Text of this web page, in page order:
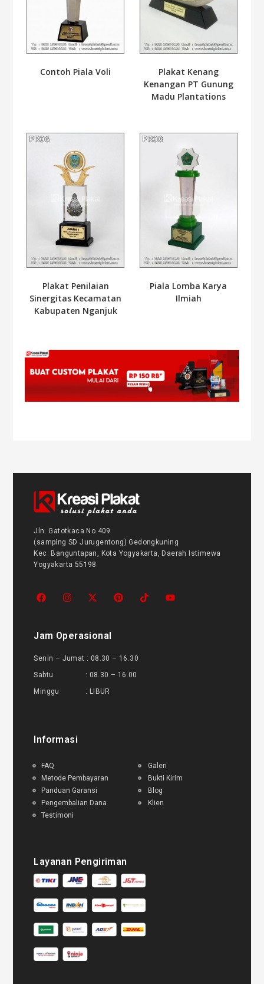
Contoh Piala Voli
Plakat Kenang
Kenangan PT Gunung
Madu Plantations
Plakat Penilaian
Sinergitas Kecamatan
Kabupaten Nganjuk
Piala Lomba Karya
Ilmiah
Jln. Gatotkaca No.409
(samping SD Jurugentong) Gedongkuning
Kec. Banguntapan, Kota Yogyakarta, Daerah Istimewa
Yogyakarta 55198
Jam Operasional
Senin – Jumat : 08.30 – 16.30
Sabtu : 08.30 – 16.00
Minggu : LIBUR
Informasi
FAQ
Metode Pembayaran
Panduan Garansi
Pengembalian Dana
Testimoni
Galeri
Bukti Kirim
Blog
Klien
Layanan Pengiriman